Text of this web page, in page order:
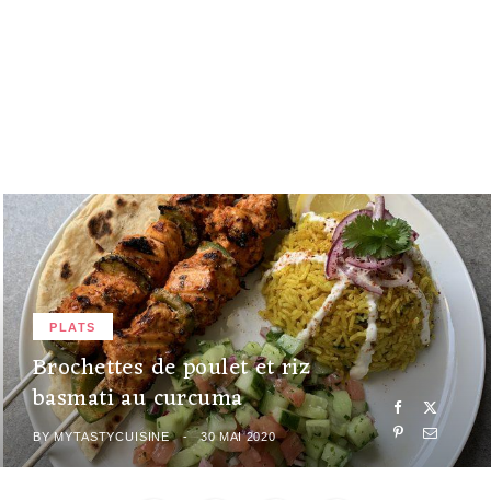
PLATS
Brochettes de poulet et riz
basmati au curcuma
BY MYTASTYCUISINE 30 MAI 2020